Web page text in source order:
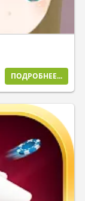
ПОДРОБНЕЕ...